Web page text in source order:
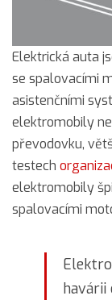
Elektrická auta
se spalovacími
asistenčními
elektromobily
převodovku,
testech
elektromobily
spalovacími
havárii